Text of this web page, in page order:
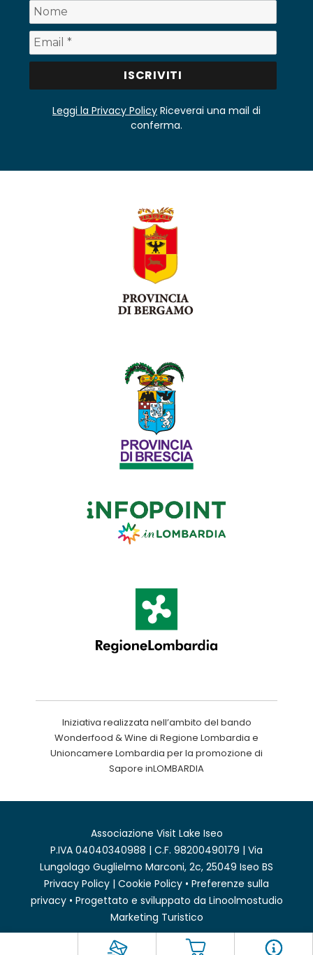
Leggi la Privacy Policy Riceverai una mail di
conferma.
Iniziativa realizzata nell’ambito del bando
Wonderfood & Wine di Regione Lombardia e
Unioncamere Lombardia per la promozione di
Sapore inLOMBARDIA
Associazione Visit Lake Iseo
P.IVA 04040340988 | C.F. 98200490179 | Via
Lungolago Guglielmo Marconi, 2c, 25049 Iseo BS
Privacy Policy | Cookie Policy • Preferenze sulla
privacy• Progettato e sviluppato da Linoolmostudio
Marketing Turistico